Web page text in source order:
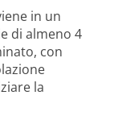
in un
di almeno 4
con
la